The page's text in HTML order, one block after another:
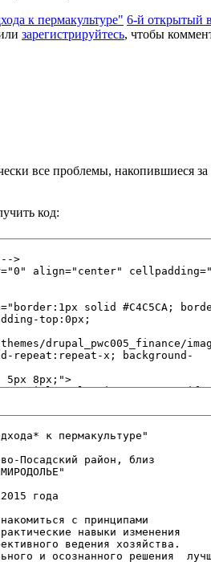
к пермакультуре" 6-й открытый
зарегистрируйтесь, чтобы
все проблемы, накопившиеся
код: